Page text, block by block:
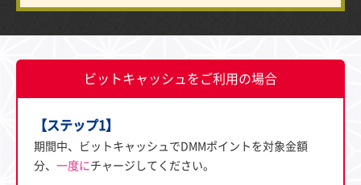
ビットキャッシュをご利用の場合
【ステップ1】
期間中、ビットキャッシュでDMMポイントを対象金額
分、 一度に チャージしてください。